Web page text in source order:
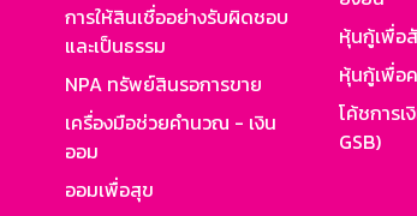
การให้สินเชื่ออย่างรับผิดชอบ
และเป็นธรรม
NPA ทรัพย์สินรอการขาย
เครื่องมือช่วยคำนวณ - เงิน
ออม
ออมเพื่อสุข
หุ้นกู้เพื่อ
หุ้นกู้เพื่อ
โค้ชการ
GSB)